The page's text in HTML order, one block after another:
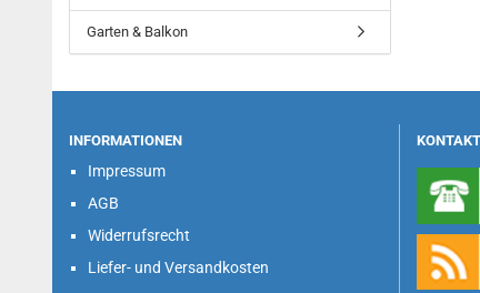
Garten & Balkon
INFORMATIONEN
Impressum
AGB
Widerrufsrecht
Liefer- und Versandkosten